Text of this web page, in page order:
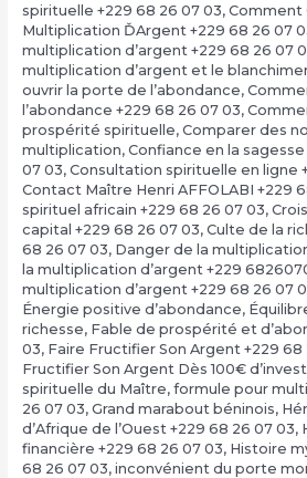
spirituelle +229 68 26 07 03, Comment
Multiplication ĎArgent +229 68 26 07
multiplication d’argent +229 68 26 07
multiplication d’argent et le
ouvrir la porte de l’abondance,
l’abondance +229 68 26 07 03,
prospérité spirituelle, Comparer des
multiplication, Confiance en la
07 03, Consultation spirituelle en ligne
Contact Maître Henri AFFOLABI +229
spirituel africain +229 68 26 07 03,
capital +229 68 26 07 03, Culte de la
68 26 07 03, Danger de la
la multiplication d’argent +229
multiplication d’argent +229 68 26 07
Énergie positive d’abondance,
richesse, Fable de prospérité et
03, Faire Fructifier Son Argent +229 68
Fructifier Son Argent Dès 100€
spirituelle du Maître, formule pour
26 07 03, Grand marabout béninois,
d’Afrique de l’Ouest +229 68 26 07 03,
financière +229 68 26 07 03, Histoire
68 26 07 03, inconvénient du porte